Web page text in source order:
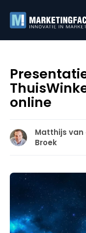
online
Matthijs van
Broek